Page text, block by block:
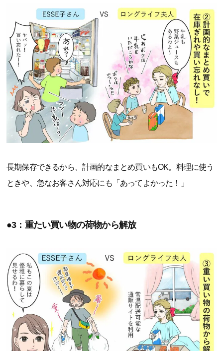
長期保存できるから、計画的なまとめ買いもOK。料理に使う
ときや、急なお客さん対応にも「あってよかった！」
●3：重たい買い物の荷物から解放